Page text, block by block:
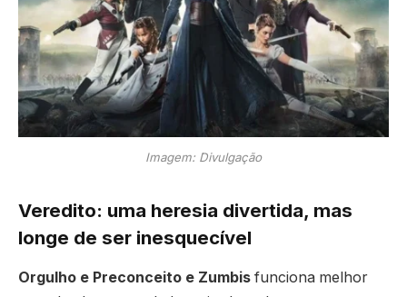
Imagem: Divulgação
Veredito: uma heresia divertida, mas
longe de ser inesquecível
Orgulho e Preconceito e Zumbis funciona melhor